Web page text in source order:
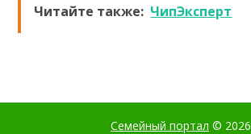
Читайте также: ЧипЭксперт
Семейный портал © 2026